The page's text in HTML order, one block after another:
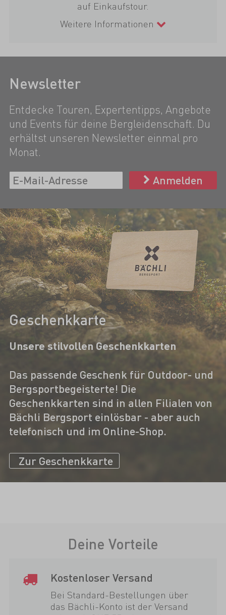
auf Einkaufstour.
Weitere Informationen
Newsletter
Entdecke Touren, Expertentipps, Angebote
und Events für deine Bergleidenschaft. Du
erhältst unseren Newsletter einmal pro
Monat.
Anmelden
Geschenkkarte
Unsere stilvollen Geschenkkarten
Das passende Geschenk für Outdoor- und
Bergsportbegeisterte! Die
Geschenkkarten sind in allen Filialen von
Bächli Bergsport einlösbar - aber auch
telefonisch und im Online-Shop.
Zur Geschenkkarte
Deine Vorteile
Kostenloser Versand
Bei Standard-Bestellungen über
das Bächli-Konto ist der Versand